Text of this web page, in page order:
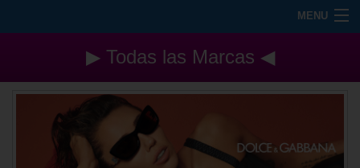
MENU
Gafas de Sol
Gafas Graduadas
Gafas Deportivas
Lentillas
▶ Todas las Marcas ◀